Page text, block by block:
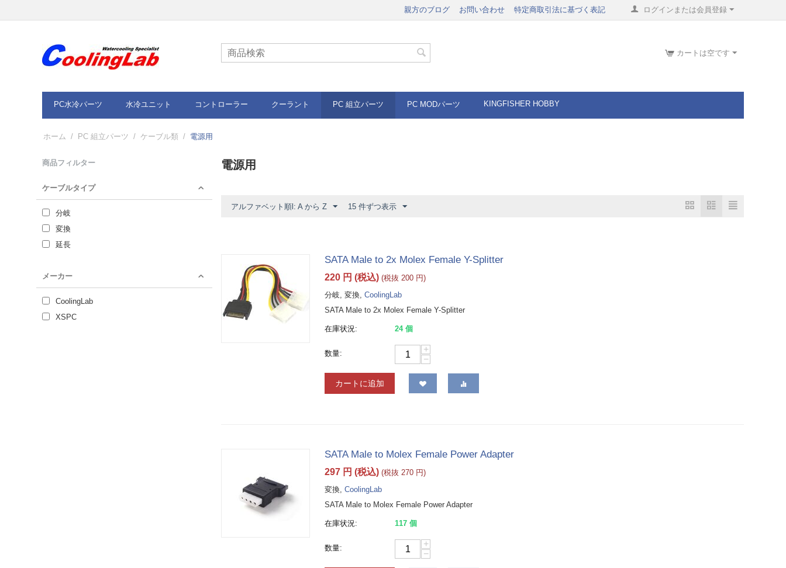
ログインまたは会員登録
親方のブログ お問い合わせ 特定商取引法に基づく表記
カートは空です
PC水冷パーツ 水冷ユニット コントローラー クーラント PC 組立パーツ PC MODパーツ KINGFISHER HOBBY
ホーム / PC 組立パーツ / ケーブル類 / 電源用
商品フィルター
ケーブルタイプ
分岐
変換
延長
メーカー
CoolingLab
XSPC
電源用
アルファベット順l: A から Z 15 件ずつ表示
SATA Male to 2x Molex Female Y-Splitter
220 円 (税込) (税抜200 円)
分岐, 変換,CoolingLab
SATA Male to 2x Molex Female Y-Splitter
在庫状況: 24 個
数量:
+
−
カートに追加
SATA Male to Molex Female Power Adapter
297 円 (税込) (税抜270 円)
変換,CoolingLab
SATA Male to Molex Female Power Adapter
在庫状況: 117 個
数量:
+
−